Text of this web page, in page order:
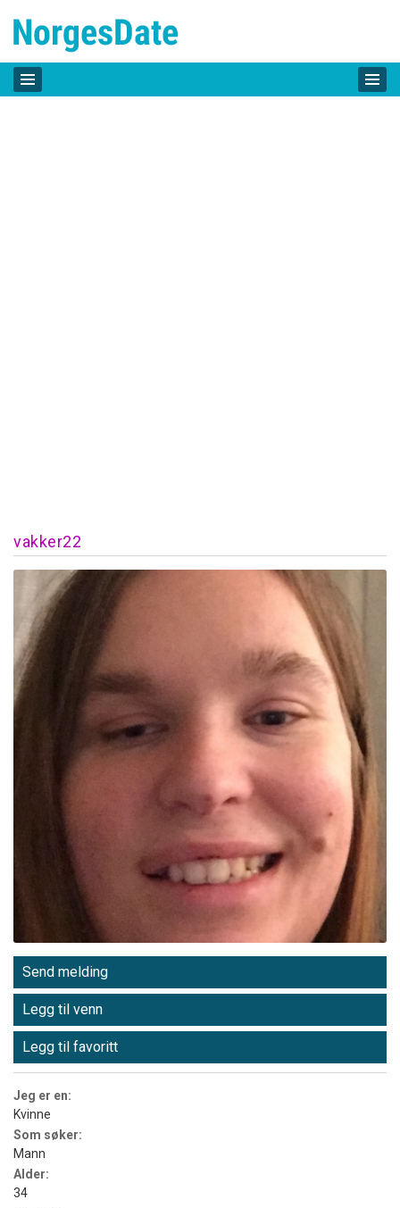
vakker22
Send melding
Legg til venn
Legg til favoritt
Jeg er en:
Kvinne
Som søker:
Mann
Alder:
34